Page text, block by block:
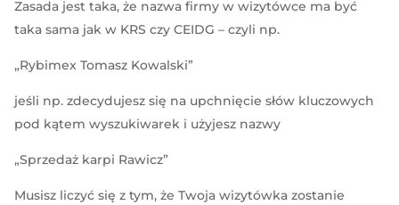
Zasada jest taka, że nazwa firmy w wizytówce ma być
taka sama jak w KRS czy CEIDG – czyli np.
„Rybimex Tomasz Kowalski”
jeśli np. zdecydujesz się na upchnięcie słów kluczowych
pod kątem wyszukiwarek i użyjesz nazwy
„Sprzedaż karpi Rawicz”
Musisz liczyć się z tym, że Twoja wizytówka zostanie